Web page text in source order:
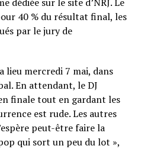
40 % du résultat final, les
par le jury de
lieu mercredi 7 mai, dans
En attendant, le DJ
finale tout en gardant les
est rude. Les autres
peut-être faire la
qui sort un peu du lot »,